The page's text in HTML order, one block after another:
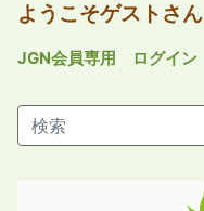
ようこそゲストさん
JGN会員専用 ログイン